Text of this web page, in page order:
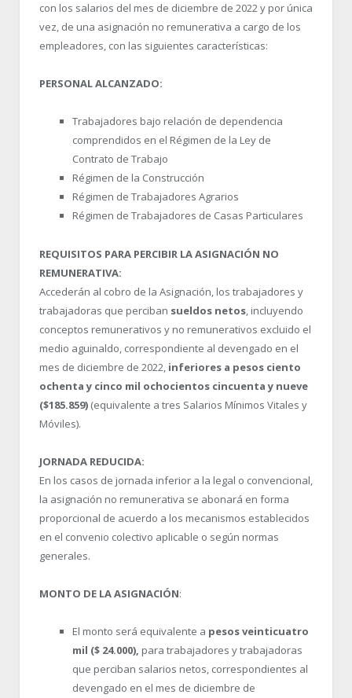
con los salarios del mes de diciembre de 2022 y por única
vez, de una asignación no remunerativa a cargo de los
empleadores, con las siguientes características:
PERSONAL ALCANZADO:
Trabajadores bajo relación de dependencia
comprendidos en el Régimen de la Ley de
Contrato de Trabajo
Régimen de la Construcción
Régimen de Trabajadores Agrarios
Régimen de Trabajadores de Casas Particulares
REQUISITOS PARA PERCIBIR LA ASIGNACIÓN NO
REMUNERATIVA:
Accederán al cobro de la Asignación, los trabajadores y
trabajadoras que perciban sueldos netos , incluyendo
conceptos remunerativos y no remunerativos excluido el
medio aguinaldo, correspondiente al devengado en el
mes de diciembre de 2022, inferiores a pesos ciento
ochenta y cinco mil ochocientos cincuenta y nueve
($185.859) (equivalente a tres Salarios Mínimos Vitales y
Móviles).
JORNADA REDUCIDA:
En los casos de jornada inferior a la legal o convencional,
la asignación no remunerativa se abonará en forma
proporcional de acuerdo a los mecanismos establecidos
en el convenio colectivo aplicable o según normas
generales.
MONTO DE LA ASIGNACIÓN:
El monto será equivalente a pesos veinticuatro
mil ($ 24.000), para trabajadores y trabajadoras
que perciban salarios netos, correspondientes al
devengado en el mes de diciembre de